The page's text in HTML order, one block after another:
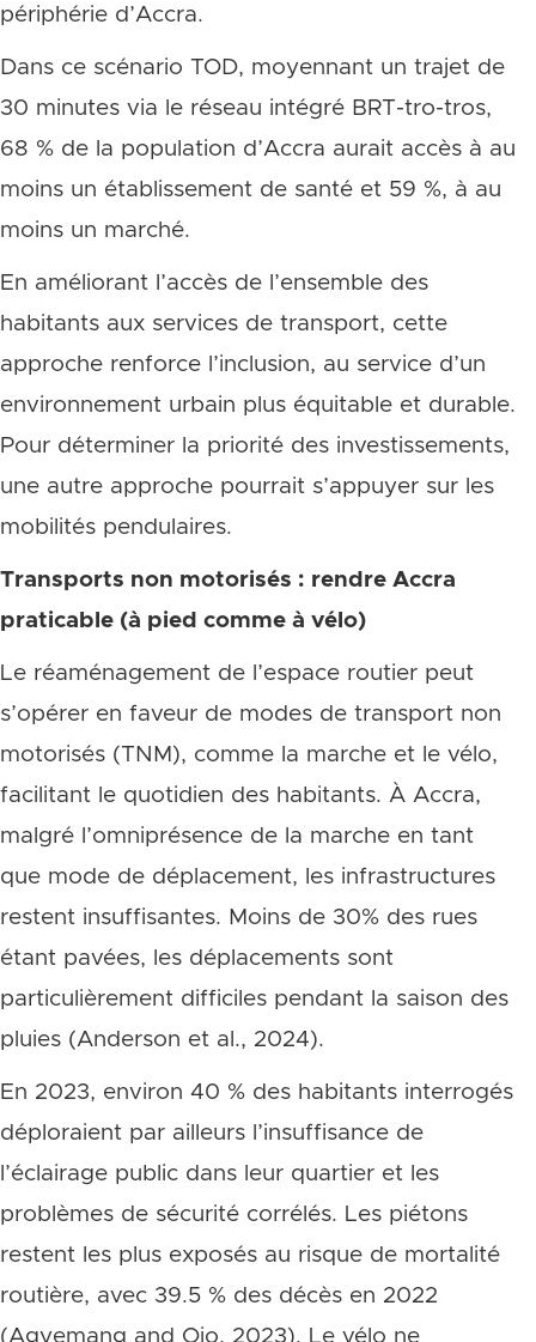
périphérie d’Accra.
Dans ce scénario TOD, moyennant un trajet de
30 minutes via le réseau intégré BRT-tro-tros,
68 % de la population d’Accra aurait accès à au
moins un établissement de santé et 59 %, à au
moins un marché.
En améliorant l’accès de l’ensemble des
habitants aux services de transport, cette
approche renforce l’inclusion, au service d’un
environnement urbain plus équitable et durable.
Pour déterminer la priorité des investissements,
une autre approche pourrait s’appuyer sur les
mobilités pendulaires.
Transports non motorisés : rendre Accra
praticable (à pied comme à vélo)
Le réaménagement de l’espace routier peut
s’opérer en faveur de modes de transport non
motorisés (TNM), comme la marche et le vélo,
facilitant le quotidien des habitants. À Accra,
malgré l’omniprésence de la marche en tant
que mode de déplacement, les infrastructures
restent insuffisantes. Moins de 30% des rues
étant pavées, les déplacements sont
particulièrement difficiles pendant la saison des
pluies (Anderson et al., 2024).
En 2023, environ 40 % des habitants interrogés
déploraient par ailleurs l’insuffisance de
l’éclairage public dans leur quartier et les
problèmes de sécurité corrélés. Les piétons
restent les plus exposés au risque de mortalité
routière, avec 39.5 % des décès en 2022
(Agyemang and Ojo, 2023). Le vélo ne